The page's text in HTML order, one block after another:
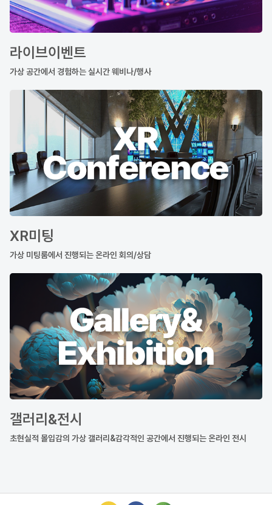
라이브이벤트
가상 공간에서 경험하는 실시간 웨비나/행사
XR미팅
가상 미팅룸에서 진행되는 온라인 회의/상담
갤러리&전시
초현실적 몰입감의 가상 갤러리&감각적인 공간에서 진행되는 온라인 전시